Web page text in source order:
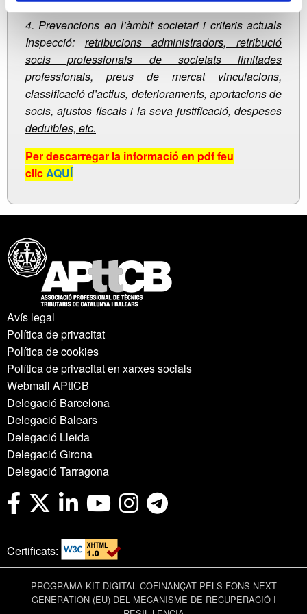
4. Prevencions en l’àmbit societari i criteris actuals
Inspecció: retribucions administradors, retribució
socis professionals de societats limitades
professionals, preus de mercat vinculacions,
classificació d’actius, deterioraments, aportacions de
socis, ajustos fiscals i la seva justificació, despeses
deduïbles, etc.
Per descarregar la informació en pdf feu
clicAQUÍ
Avís legal
Política de privacitat
Política de cookies
Política de privacitat en xarxes socials
Webmail APttCB
Delegació Barcelona
Delegació Balears
Delegació Lleida
Delegació Girona
Delegació Tarragona
Certificats:
PROGRAMA KIT DIGITAL COFINANÇAT PELS FONS NEXT
GENERATION (EU) DEL MECANISME DE RECUPERACIÓ I